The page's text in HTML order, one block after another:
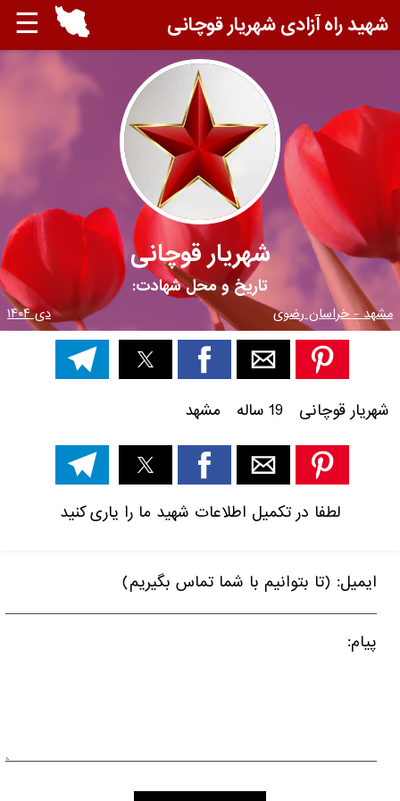
☰ شهید راه آزادی شهریار قوچانی
شهریار قوچانی
تاریخ و محل شهادت:
مشهد - خراسان رضوی دی ۱۴۰۴
شهریار قوچانی 19 ساله مشهد
لطفا در تکمیل اطلاعات شهید ما را یاری کنید
ایمیل: (تا بتوانیم با شما تماس بگیریم)
پیام: